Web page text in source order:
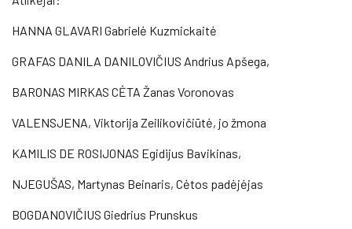
HANNA GLAVARI Gabrielė Kuzmickaitė
GRAFAS DANILA DANILOVIČIUS Andrius Apšega,
BARONAS MIRKAS CĖTA Žanas Voronovas
VALENSJENA, Viktorija Zeilikovičiūtė, jo žmona
KAMILIS DE ROSIJONAS Egidijus Bavikinas,
NJEGUŠAS, Martynas Beinaris, Cėtos padėjėjas
BOGDANOVIČIUS Giedrius Prunskus